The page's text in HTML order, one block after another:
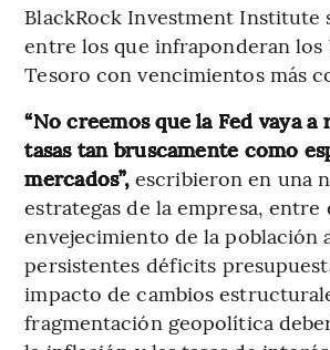
BlackRock Investment Institute
entre los que infraponderan los
Tesoro con vencimientos más
“No creemos que la Fed vaya
tasas tan bruscamente como
mercados”,escribieron en una
estrategas de la empresa, entre
envejecimiento de la población
persistentes déficits
impacto de cambios
fragmentación geopolítica